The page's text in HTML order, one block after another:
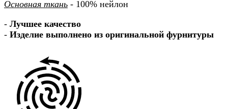
Основная ткань - 100% нейлон
- Лучшее качество
- Изделие выполнено из оригинальной фурнитуры